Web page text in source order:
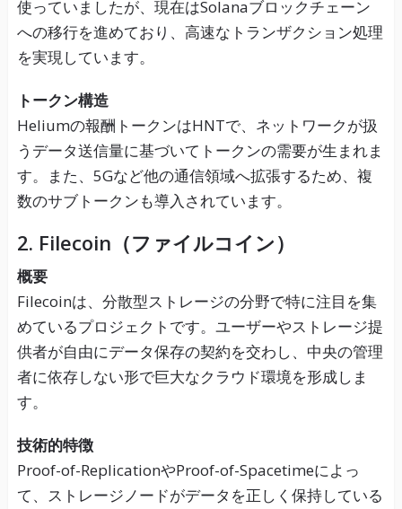
使っていましたが、現在はSolanaブロックチェーン
への移行を進めており、高速なトランザクション処理
を実現しています。
トークン構造
Heliumの報酬トークンはHNTで、ネットワークが扱
うデータ送信量に基づいてトークンの需要が生まれま
す。また、5Gなど他の通信領域へ拡張するため、複
数のサブトークンも導入されています。
2. Filecoin（ファイルコイン）
概要
Filecoinは、分散型ストレージの分野で特に注目を集
めているプロジェクトです。ユーザーやストレージ提
供者が自由にデータ保存の契約を交わし、中央の管理
者に依存しない形で巨大なクラウド環境を形成しま
す。
技術的特徴
Proof-of-ReplicationやProof-of-Spacetimeによっ
て、ストレージノードがデータを正しく保持している